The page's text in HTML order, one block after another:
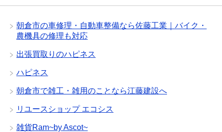
朝倉市の車修理・自動車整備なら佐藤工業｜バイク・
農機具の修理も対応
出張買取りのハピネス
ハピネス
朝倉市で雑工・雑用のことなら江藤建設へ
リユースショップ エコシス
雑貨Ram~by Ascot~